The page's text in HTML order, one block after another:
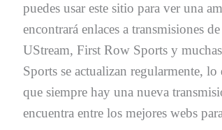
puedes usar este sitio para ver una
encontrará enlaces a transmisiones
UStream, First Row Sports y
Sports se actualizan regularmente,
que siempre hay una nueva
encuentra entre los mejores webs